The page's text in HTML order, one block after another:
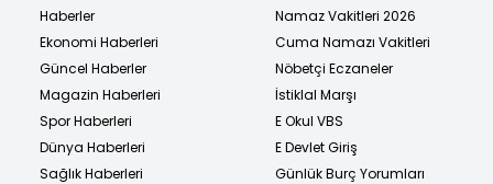
Haberler
Ekonomi Haberleri
Güncel Haberler
Magazin Haberleri
Spor Haberleri
Dünya Haberleri
Sağlık Haberleri
Namaz Vakitleri 2026
Cuma Namazı Vakitleri
Nöbetçi Eczaneler
İstiklal Marşı
E Okul VBS
E Devlet Giriş
Günlük Burç Yorumları